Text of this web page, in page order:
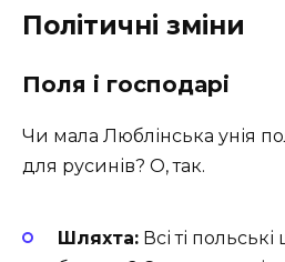
Політичні зміни
Поля і господарі
Чи мала Люблінська унія
для русинів? О, так.
Шляхта: Всі ті